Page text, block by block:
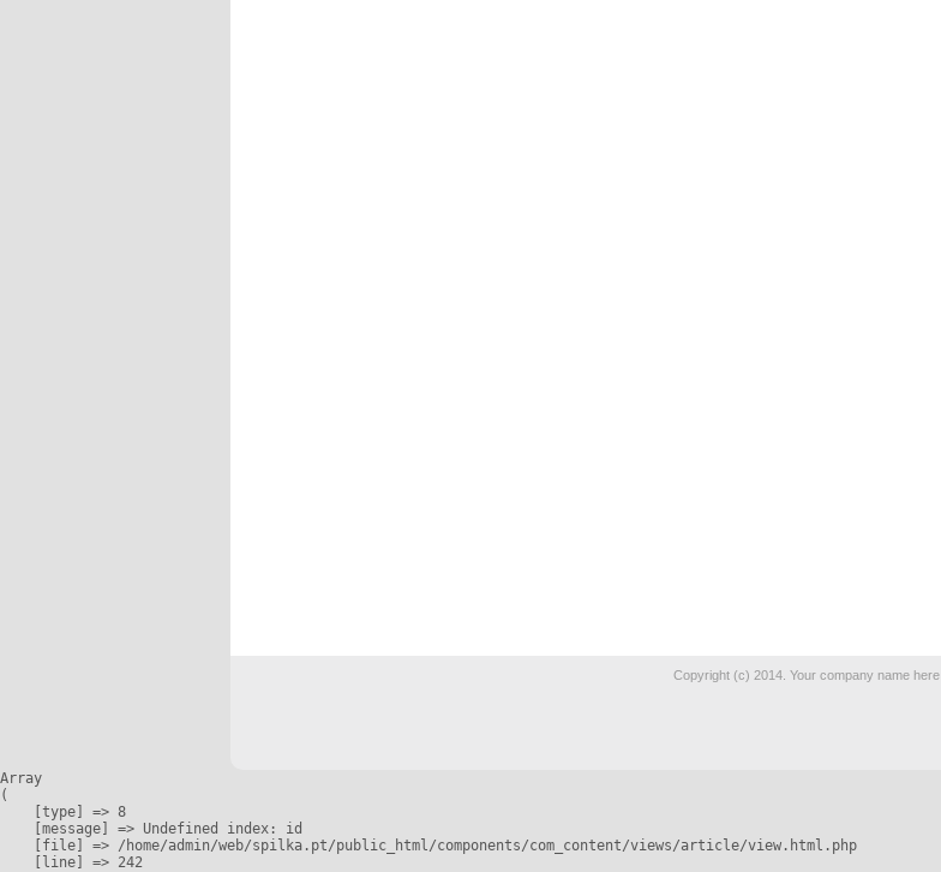
Copyright (c) 2014. Your company name here
Array
(
    [type] => 8
    [message] => Undefined index: id
    [file] => /home/admin/web/spilka.pt/public_html/components/com_content/views/article/view.html.php
    [line] => 242